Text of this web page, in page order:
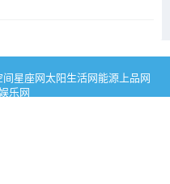
间星座网太阳生活网能源 上品网
乐网